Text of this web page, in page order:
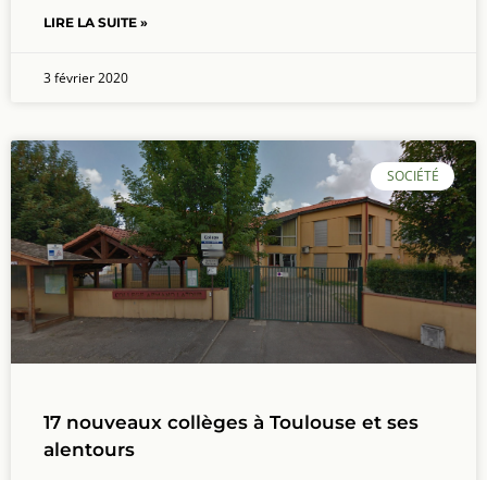
LIRE LA SUITE »
3 février 2020
SOCIÉTÉ
17 nouveaux collèges à Toulouse et ses
alentours